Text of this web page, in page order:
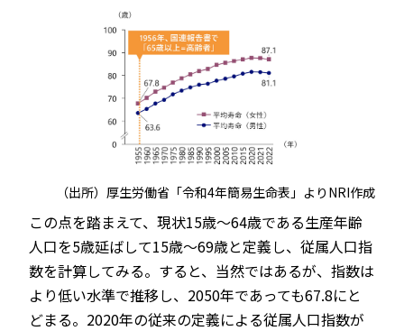
（出所）厚生労働省「令和4年簡易生命表」よりNRI作成
この点を踏まえて、現状15歳～64歳である生産年齢
人口を5歳延ばして15歳～69歳と定義し、従属人口指
数を計算してみる。すると、当然ではあるが、指数は
より低い水準で推移し、2050年であっても67.8にと
どまる。2020年の従来の定義による従属人口指数が